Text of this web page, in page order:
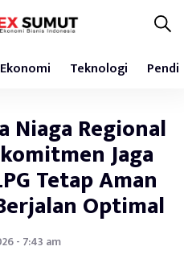
Ekonomi Teknologi
Niaga Regional
Jaga
Tetap Aman
Optimal
- 7:43 am